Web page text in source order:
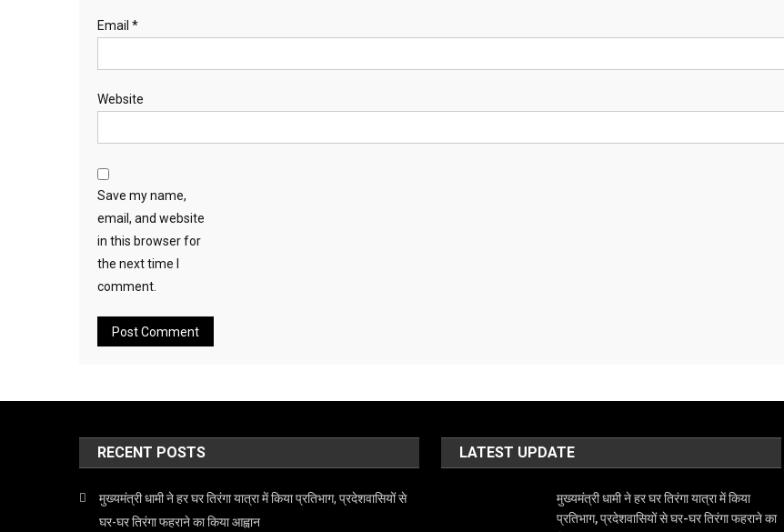
Email *
Website
Save my name,
email, and website
in this browser for
the next time I
comment.
RECENT POSTS
मुख्यमंत्री धामी ने हर घर तिरंगा यात्रा में किया प्रतिभाग, प्रदेशवासियों से
घर-घर तिरंगा फहराने का किया आह्वान
LATEST UPDATE
मुख्यमंत्री धामी ने हर घर तिरंगा यात्रा में किया
प्रतिभाग, प्रदेशवासियों से घर-घर तिरंगा फहराने का